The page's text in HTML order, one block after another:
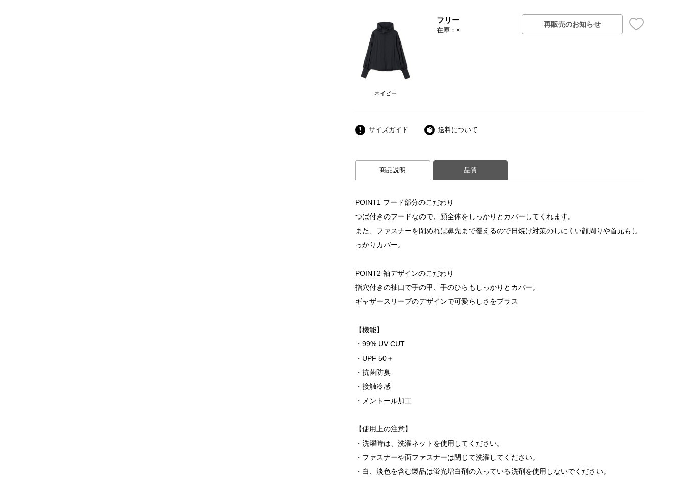
ネイビー
フリー
在庫：×
再販売のお知らせ
サイズガイド 送料について
商品説明 品質
POINT1 フード部分のこだわり
つば付きのフードなので、顔全体をしっかりとカバーしてくれます。
また、ファスナーを閉めれば鼻先まで覆えるので日焼け対策のしにくい顔周りや首元もし
っかりカバー。
POINT2 袖デザインのこだわり
指穴付きの袖口で手の甲、手のひらもしっかりとカバー。
ギャザースリーブのデザインで可愛らしさをプラス
【機能】
・99% UV CUT
・UPF 50＋
・抗菌防臭
・接触冷感
・メントール加工
【使用上の注意】
・洗濯時は、洗濯ネットを使用してください。
・ファスナーや面ファスナーは閉じて洗濯してください。
・白、淡色を含む製品は蛍光増白剤の入っている洗剤を使用しないでください。